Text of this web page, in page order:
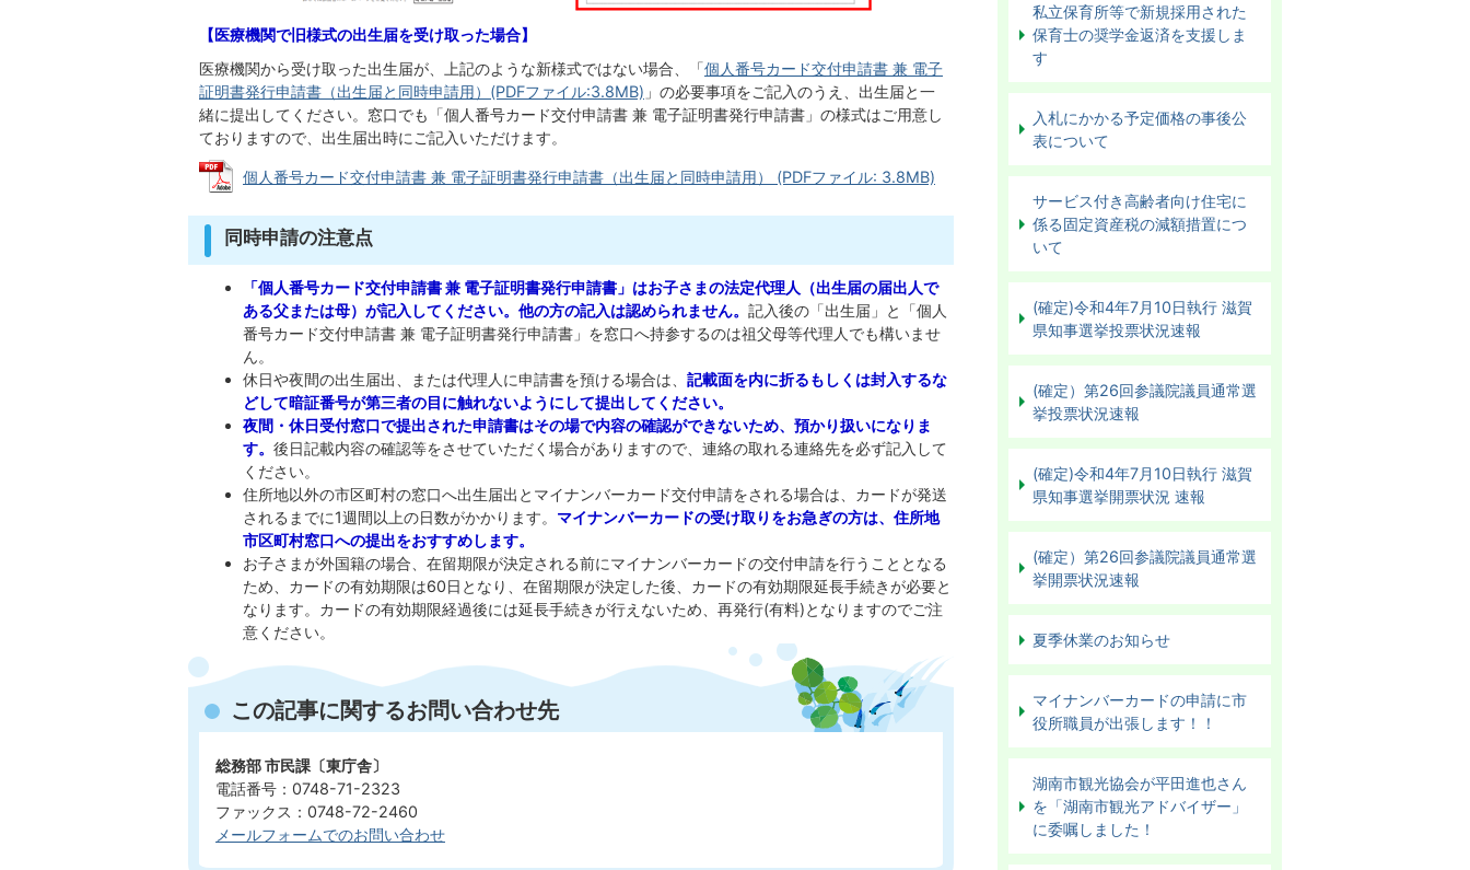
【医療機関で旧様式の出生届を受け取った場合】
医療機関から受け取った出生届が、上記のような新様式ではない場合、「個人番号カード交付申請書 兼 電子
証明書発行申請書（出生届と同時申請用）(PDFファイル:3.8MB) 」の必要事項をご記入のうえ、出生届と一
緒に提出してください。窓口でも「個人番号カード交付申請書 兼 電子証明書発行申請書」の様式はご用意し
ておりますので、出生届出時にご記入いただけます。
個人番号カード交付申請書 兼 電子証明書発行申請書（出生届と同時申請用） (PDFファイル: 3.8MB)
同時申請の注意点
「個人番号カード交付申請書 兼 電子証明書発行申請書」はお子さまの法定代理人（出生届の届出人で
ある父または母）が記入してください。他の方の記入は認められません。記入後の「出生届」と「個人
番号カード交付申請書 兼 電子証明書発行申請書」を窓口へ持参するのは祖父母等代理人でも構いませ
ん。
休日や夜間の出生届出、または代理人に申請書を預ける場合は、記載面を内に折るもしくは封入するな
どして暗証番号が第三者の目に触れないようにして提出してください。
夜間・休日受付窓口で提出された申請書はその場で内容の確認ができないため、預かり扱いになりま
す。後日記載内容の確認等をさせていただく場合がありますので、連絡の取れる連絡先を必ず記入して
ください。
住所地以外の市区町村の窓口へ出生届出とマイナンバーカード交付申請をされる場合は、カードが発送
されるまでに1週間以上の日数がかかります。 マイナンバーカードの受け取りをお急ぎの方は、住所地
市区町村窓口への提出をおすすめします。
お子さまが外国籍の場合、在留期限が決定される前にマイナンバーカードの交付申請を行うこととなる
ため、カードの有効期限は60日となり、在留期限が決定した後、カードの有効期限延長手続きが必要と
なります。カードの有効期限経過後には延長手続きが行えないため、再発行(有料)となりますのでご注
意ください。
この記事に関するお問い合わせ先
総務部 市民課〔東庁舎〕
電話番号：0748-71-2323
ファックス：0748-72-2460
メールフォームでのお問い合わせ
私立保育所等で新規採用された
保育士の奨学金返済を支援しま
す
入札にかかる予定価格の事後公
表について
サービス付き高齢者向け住宅に
係る固定資産税の減額措置につ
いて
(確定)令和4年7月10日執行 滋賀
県知事選挙投票状況速報
(確定）第26回参議院議員通常選
挙投票状況速報
(確定)令和4年7月10日執行 滋賀
県知事選挙開票状況 速報
(確定）第26回参議院議員通常選
挙開票状況速報
夏季休業のお知らせ
マイナンバーカードの申請に市
役所職員が出張します！！
湖南市観光協会が平田進也さん
を「湖南市観光アドバイザー」
に委嘱しました！